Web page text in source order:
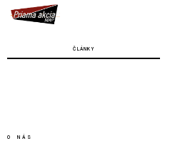
ČLÁNKY
O NÁS